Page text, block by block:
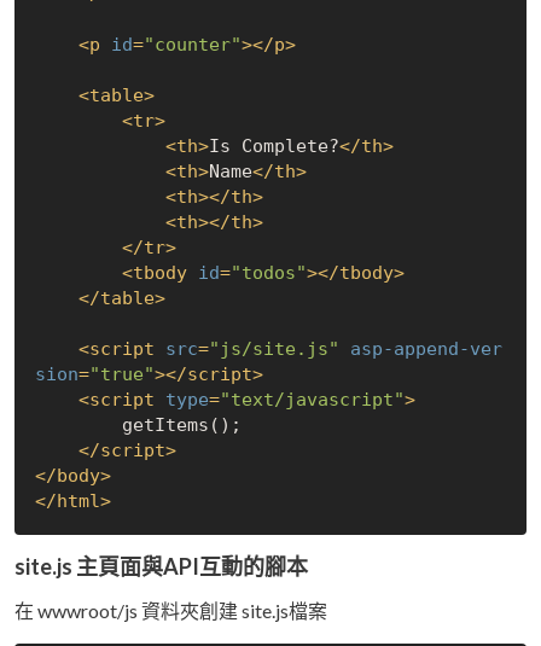
<p id="counter"></p>
<table>
<tr>
<th>Is Complete?</th>
<th>Name</th>
<th></th>
<th></th>
</tr>
<tbody id="todos"></tbody>
</table>
<script src="js/site.js"
asp-append-ver
sion="true"></script>
<script type="text/javascript">
</script>
</body>
</html>
site.js 主頁面與API互動的腳本
在 wwwroot/js 資料夾創建 site.js檔案